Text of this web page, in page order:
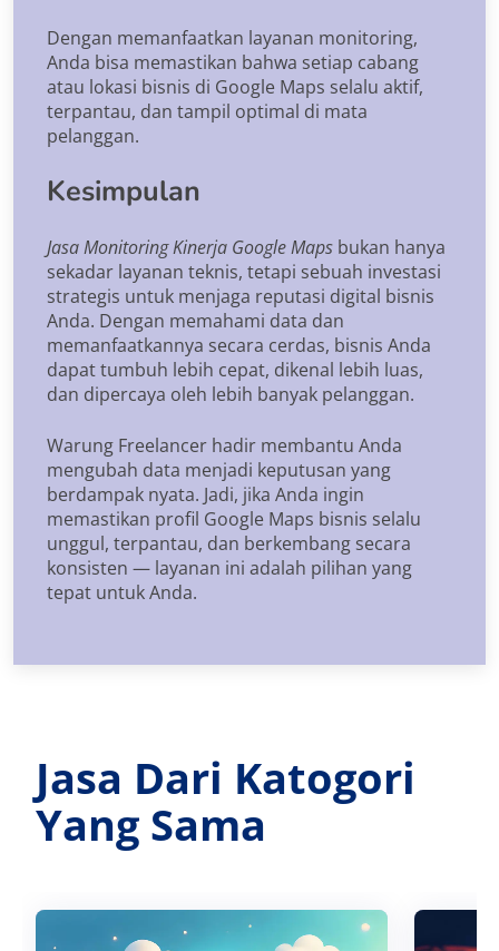
Dengan memanfaatkan layanan monitoring,
Anda bisa memastikan bahwa setiap cabang
atau lokasi bisnis di Google Maps selalu aktif,
terpantau, dan tampil optimal di mata
pelanggan.
Kesimpulan
Jasa Monitoring Kinerja Google Maps bukan hanya
sekadar layanan teknis, tetapi sebuah investasi
strategis untuk menjaga reputasi digital bisnis
Anda. Dengan memahami data dan
memanfaatkannya secara cerdas, bisnis Anda
dapat tumbuh lebih cepat, dikenal lebih luas,
dan dipercaya oleh lebih banyak pelanggan.
Warung Freelancer hadir membantu Anda
mengubah data menjadi keputusan yang
berdampak nyata. Jadi, jika Anda ingin
memastikan profil Google Maps bisnis selalu
unggul, terpantau, dan berkembang secara
konsisten — layanan ini adalah pilihan yang
tepat untuk Anda.
Jasa Dari Katogori
Yang Sama